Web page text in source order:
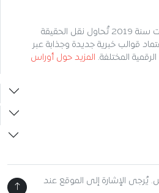
مؤسسة إخبارية جزائرية تأسست سنة 2019 تُحاول نقل الحقيقة
قوالب خبرية جديدة وجذابة عبر
المختلفة. المزيد حول أوراس
يُرجى الإشارة إلى الموقع عند